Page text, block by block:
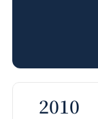
2010